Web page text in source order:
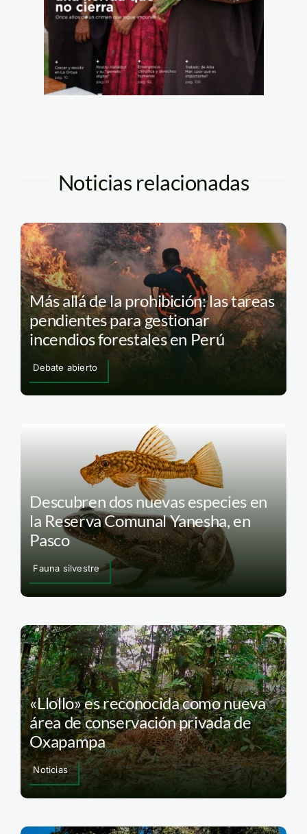
Noticias relacionadas
Más allá de la prohibición: las tareas
pendientes para gestionar
incendios forestales en Perú
Debate abierto
Descubren dos nuevas especies en
la Reserva Comunal Yanesha, en
Pasco
Fauna silvestre
«Llollo» es reconocida como nueva
área de conservación privada de
Oxapampa
Noticias